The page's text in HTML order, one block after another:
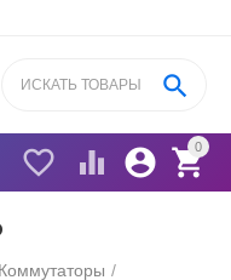
0


 

Коммутаторы /